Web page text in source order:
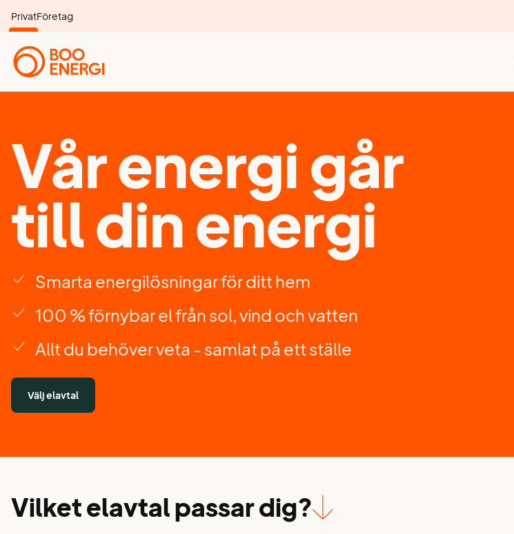
PrivatFöretag
Vår energi går
till din energi
Smarta energilösningar för ditt hem
100 % förnybar el från sol, vind och vatten
Allt du behöver veta - samlat på ett ställe
Välj elavtal
Vilket elavtal passar dig?